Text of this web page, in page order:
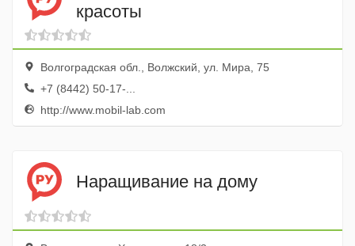
красоты
Волгоградская обл., Волжский, ул. Мира, 75
+7 (8442) 50-17-...
http://www.mobil-lab.com
Наращивание на дому